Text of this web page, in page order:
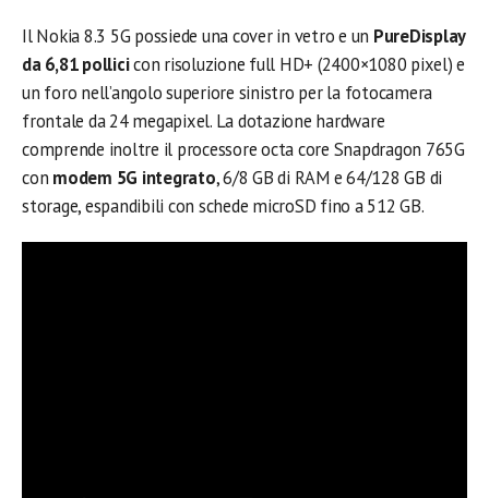
Il Nokia 8.3 5G possiede una cover in vetro e un PureDisplay
da 6,81 pollicicon risoluzione full HD+ (2400×1080 pixel) e
un foro nell’angolo superiore sinistro per la fotocamera
frontale da 24 megapixel. La dotazione hardware
comprende inoltre il processore octa core Snapdragon 765G
con modem 5G integrato, 6/8 GB di RAM e 64/128 GB di
storage, espandibili con schede microSD fino a 512 GB.